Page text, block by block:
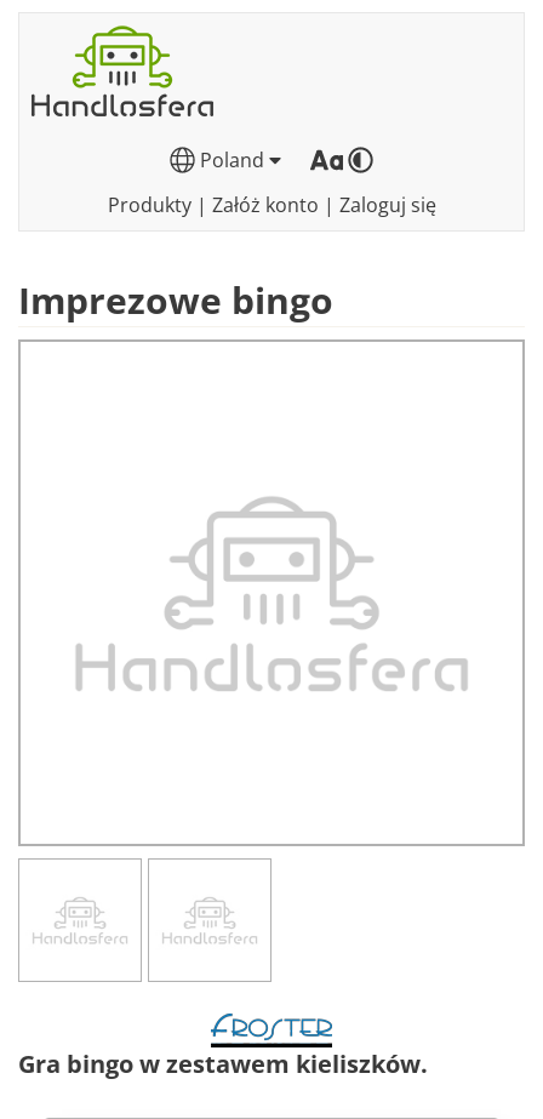
Poland
Produkty| Załóż konto | Zaloguj się
Imprezowe bingo
Gra bingo w zestawem kieliszków.